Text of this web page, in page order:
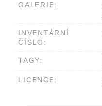
GALERIE:
INVENTÁRNÍ
ČÍSLO:
TAGY:
LICENCE: